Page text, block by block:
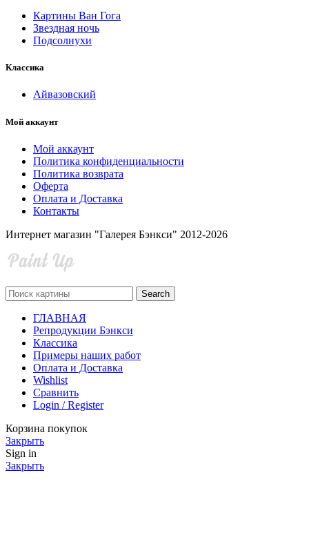
Картины Ван Гога
Звездная ночь
Подсолнухи
Классика
Айвазовский
Мой аккаунт
Мой аккаунт
Политика конфиденциальности
Политика возврата
Оферта
Оплата и Доставка
Контакты
Интернет магазин "Галерея Бэнкси" 2012-2026
Search
ГЛАВНАЯ
Репродукции Бэнкси
Классика
Примеры наших работ
Оплата и Доставка
Wishlist
Сравнить
Login / Register
Корзина покупок
Закрыть
Sign in
Закрыть